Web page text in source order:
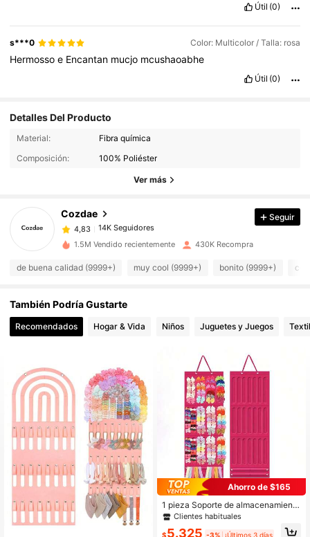
Útil (0)
s***0 Color: Multicolor / Talla: rosa
Hermossoe Encantan mucjo mcushaoabhe
Útil (0)
Detalles Del Producto
Material:
Fibra química
Composición:
100% Poliéster
Ver más
Cozdae
14K Seguidores
4,83
14K Seguidores
c***s
pagóHace 1 día
4,83
4,83 14K Seguidores
4,83 14K Seguidores
4,83 14K Seguidores
4,83 14K Seguidores
4,83 14K Seguidores
Seguir
1.5M Vendido recientemente 430K Recompra
de buena calidad (9999+) muy cool (9999+) bonito (9999+)
También Podría Gustarte
Recomendados Hogar & Vida Niños Juguetes y Juegos
Ahorro de $165
1 pieza Soporte de almacenamiento
para pasadores de pelo de niña peq
porte de exhibición resistente para
Clientes habituales
$5.325 -3% ¡Últimos 3 días